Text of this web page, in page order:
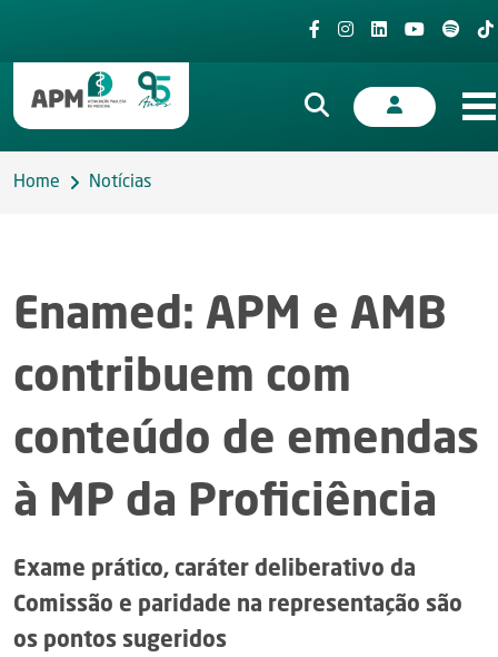
Home Notícias
Enamed: APM e AMB
contribuem com
conteúdo de emendas
à MP da Proficiência
Exame prático, caráter deliberativo da
Comissão e paridade na representação são
os pontos sugeridos